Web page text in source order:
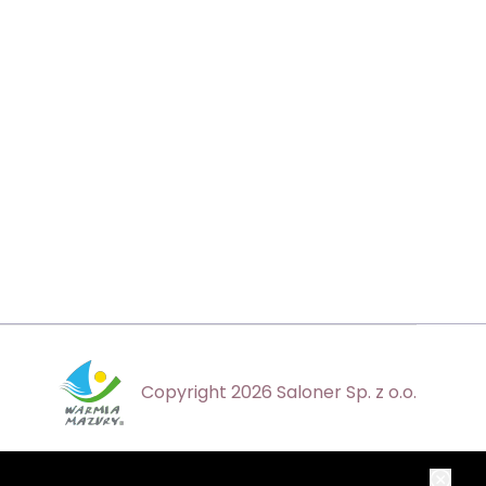
Copyright 2026 Saloner Sp. z o.o.